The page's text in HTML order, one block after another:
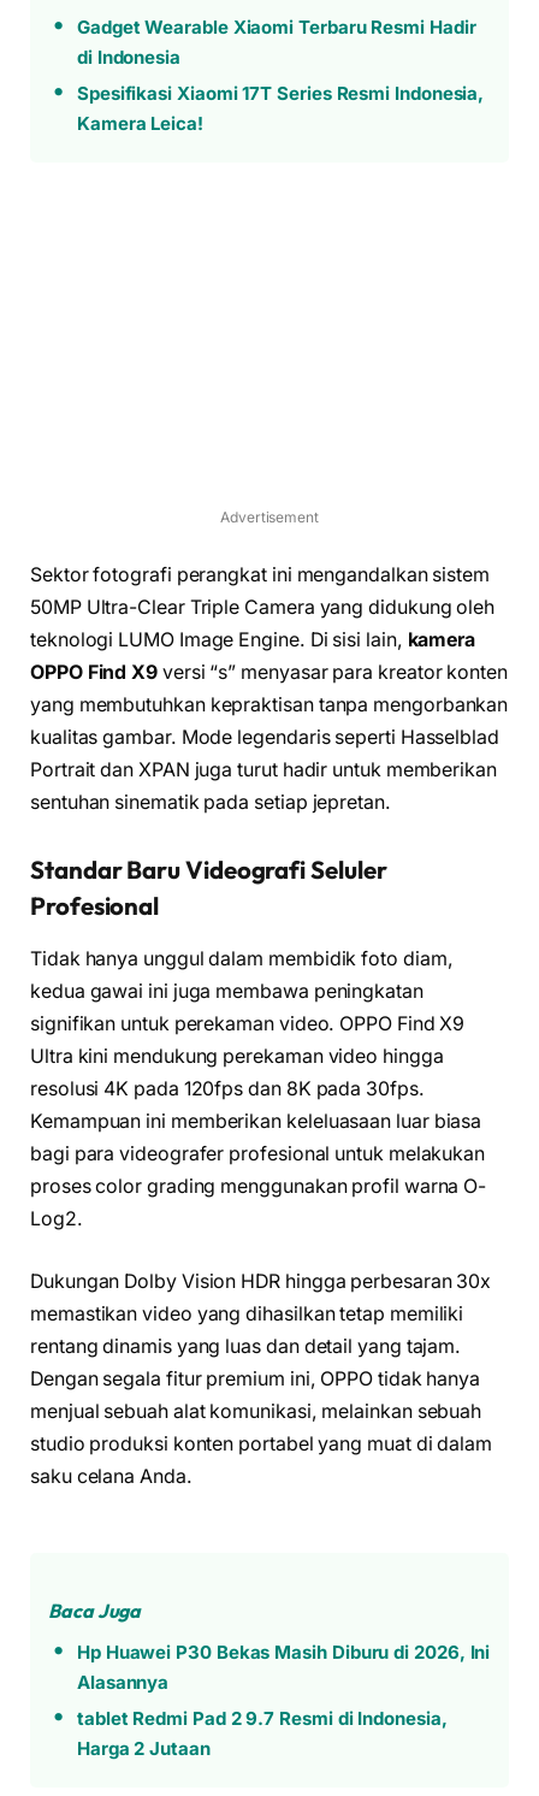
Gadget Wearable Xiaomi Terbaru Resmi Hadir
di Indonesia
Spesifikasi Xiaomi 17T Series Resmi Indonesia,
Kamera Leica!
Advertisement
Sektor fotografi perangkat ini mengandalkan sistem
50MP Ultra-Clear Triple Camera yang didukung oleh
teknologi LUMO Image Engine. Di sisi lain, kamera
OPPO Find X9 versi “s” menyasar para kreator konten
yang membutuhkan kepraktisan tanpa mengorbankan
kualitas gambar. Mode legendaris seperti Hasselblad
Portrait dan XPAN juga turut hadir untuk memberikan
sentuhan sinematik pada setiap jepretan.
Standar Baru Videografi Seluler
Profesional
Tidak hanya unggul dalam membidik foto diam,
kedua gawai ini juga membawa peningkatan
signifikan untuk perekaman video. OPPO Find X9
Ultra kini mendukung perekaman video hingga
resolusi 4K pada 120fps dan 8K pada 30fps.
Kemampuan ini memberikan keleluasaan luar biasa
bagi para videografer profesional untuk melakukan
proses color grading menggunakan profil warna O-
Log2.
Dukungan Dolby Vision HDR hingga perbesaran 30x
memastikan video yang dihasilkan tetap memiliki
rentang dinamis yang luas dan detail yang tajam.
Dengan segala fitur premium ini, OPPO tidak hanya
menjual sebuah alat komunikasi, melainkan sebuah
studio produksi konten portabel yang muat di dalam
saku celana Anda.
Baca Juga
Hp Huawei P30 Bekas Masih Diburu di 2026, Ini
Alasannya
tablet Redmi Pad 2 9.7 Resmi di Indonesia,
Harga 2 Jutaan